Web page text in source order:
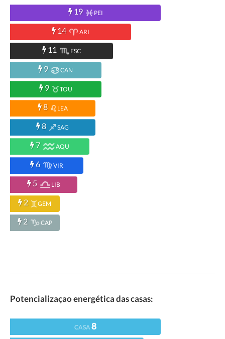
19 PEI
14 ARI
11 ESC
9 CAN
9 TOU
8 LEA
8 SAG
7 AQU
6 VIR
5 LIB
2 GEM
2 CAP
Potencializaçao energética das casas:
CASA8